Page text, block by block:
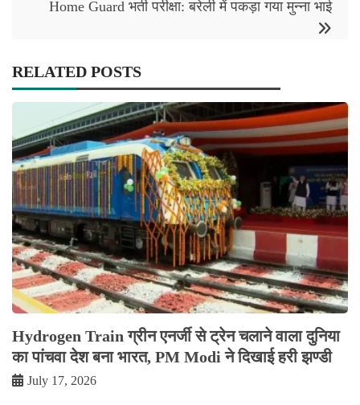
Home Guard भर्ती परीक्षा: बरेली में पकड़ा गया मुन्ना भाई
RELATED POSTS
Hydrogen Train ग्रीन एनर्जी से ट्रेन चलाने वाला दुनिया
का पांचवा देश बना भारत, PM Modi ने दिखाई हरी झण्डी
July 17, 2026